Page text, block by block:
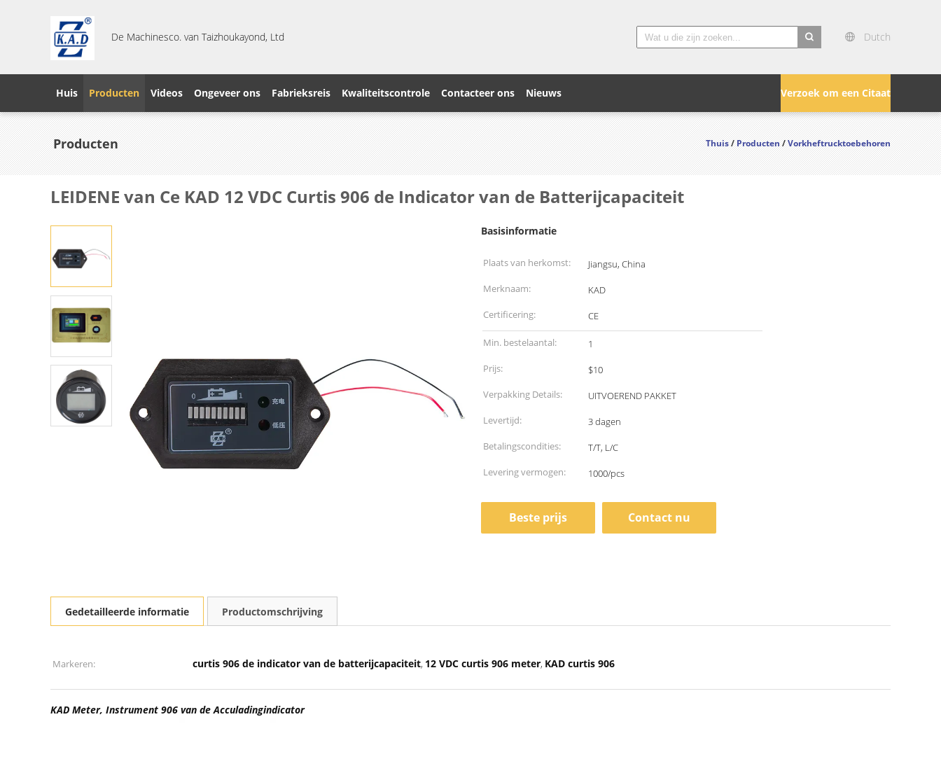
De Machinesco. van Taizhoukayond, Ltd
Dutch
Verzoek om een Citaat
Huis Producten Videos Ongeveer ons Fabrieksreis Kwaliteitscontrole Contacteer ons Nieuws
Producten Thuis/Producten/Vorkheftrucktoebehoren
LEIDENE van Ce KAD 12 VDC Curtis 906 de Indicator van de Batterijcapaciteit
Basisinformatie
Plaats van herkomst:
Jiangsu, China
Merknaam:
KAD
Certificering:
CE
Min. bestelaantal:
1
Prijs:
$10
Verpakking Details:
UITVOEREND PAKKET
Levertijd:
3 dagen
Betalingscondities:
T/T, L/C
Levering vermogen:
1000/pcs
Beste prijs Contact nu
Gedetailleerde informatie Productomschrijving
Markeren: curtis 906 de indicator van de batterijcapaciteit, 12 VDC curtis 906 meter, KAD curtis 906
KAD Meter, Instrument 906 van de Acculadingindicator